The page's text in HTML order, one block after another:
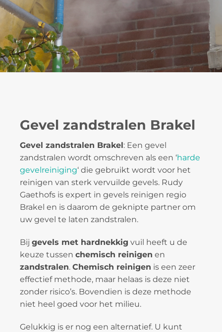
Gevel zandstralen Brakel
Gevel zandstralen Brakel : Een gevel
zandstralen wordt omschreven als een ‘harde
gevelreiniging‘ die gebruikt wordt voor het
reinigen van sterk vervuilde gevels. Rudy
Gaethofs is expert in gevels reinigen regio
Brakel en is daarom de geknipte partner om
uw gevel te laten zandstralen.
Bij gevels met hardnekkig vuil heeft u de
keuze tussen chemisch reinigen en
zandstralen. Chemisch reinigen is een zeer
effectief methode, maar helaas is deze niet
zonder risico’s. Bovendien is deze methode
niet heel goed voor het milieu.
Gelukkig is er nog een alternatief. U kunt